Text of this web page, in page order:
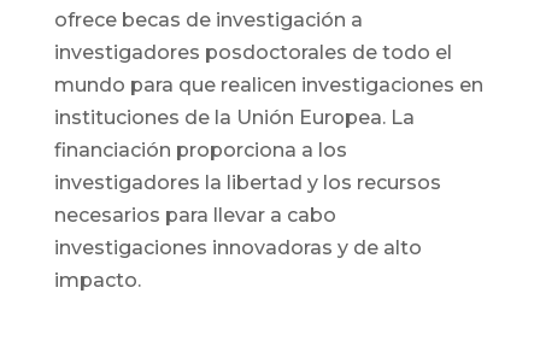
ofrece becas de investigación a
investigadores posdoctorales de todo el
mundo para que realicen investigaciones en
instituciones de la Unión Europea. La
financiación proporciona a los
investigadores la libertad y los recursos
necesarios para llevar a cabo
investigaciones innovadoras y de alto
impacto.